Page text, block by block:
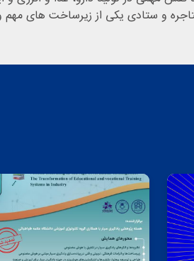
و ستادی یکی از زیرساخت های